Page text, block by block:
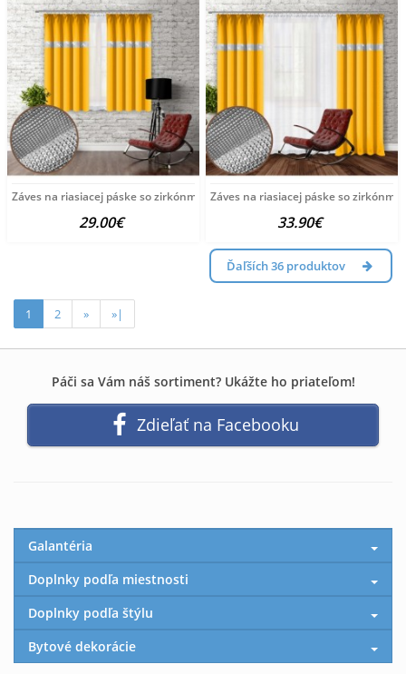
Záves na riasiacej páske so zirkónmi 140x160 cm žltý
29.00€
Záves na riasiacej páske so zirkónmi
33.90€
Ďaľších 36 produktov
1 2 » »|
Páči sa Vám náš sortiment? Ukážte ho priateľom!
Zdieľať na Facebooku
Galantéria
Doplnky podľa miestnosti
Doplnky podľa štýlu
Bytové dekorácie